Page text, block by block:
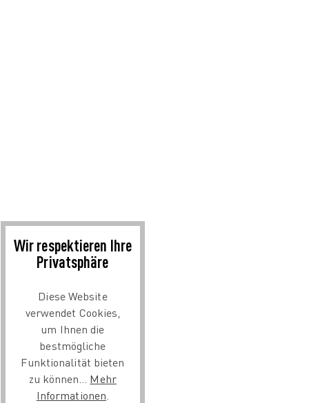
Wir respektieren Ihre
Privatsphäre
Diese Website
verwendet Cookies,
um Ihnen die
bestmögliche
Funktionalität bieten
zu können... Mehr
Informationen